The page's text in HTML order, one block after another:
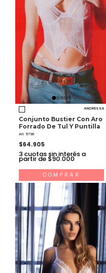
ANDRESSA
Conjunto Bustier Con Aro
Forrado De Tul Y Puntilla
Art. 5796
$64.905
3 cuotas sin interés a
partir de $90.000
COMPRAR